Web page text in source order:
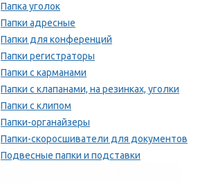
Папка уголок
Папки адресные
Папки для конференций
Папки регистраторы
Папки с карманами
Папки с клапанами, на резинках, уголки
Папки с клипом
Папки-органайзеры
Папки-скоросшиватели для документов
Подвесные папки и подставки